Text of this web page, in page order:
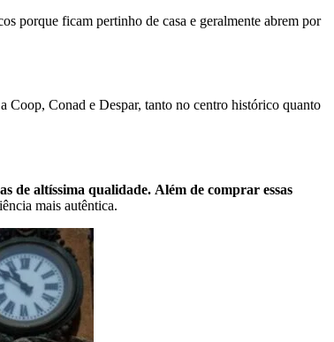
porque ficam pertinho de casa e geralmente abrem por
Coop, Conad e Despar, tanto no centro histórico quanto
de altíssima qualidade. Além de comprar essas
mais autêntica.